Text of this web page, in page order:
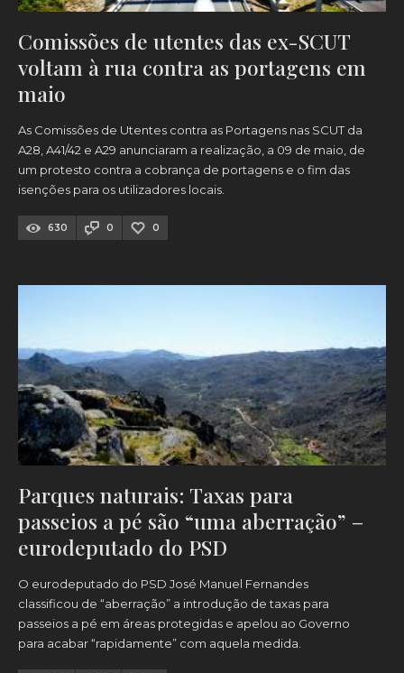
Comissões de utentes das ex-SCUT
voltam à rua contra as portagens em
maio
As Comissões de Utentes contra as Portagens nas SCUT da
A28, A41/42 e A29 anunciaram a realização, a 09 de maio, de
um protesto contra a cobrança de portagens e o fim das
isenções para os utilizadores locais.
630 0 0
Parques naturais: Taxas para
passeios a pé são “uma aberração” –
eurodeputado do PSD
O eurodeputado do PSD José Manuel Fernandes
classificou de “aberração” a introdução de taxas para
passeios a pé em áreas protegidas e apelou ao Governo
para acabar “rapidamente” com aquela medida.